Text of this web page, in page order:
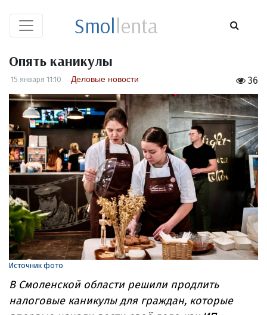
Smollenta
Опять каникулы
36
15 января 11:10 Деловые новости
Источник фото
В Смоленской области решили продлить
налоговые каникулы для граждан, которые